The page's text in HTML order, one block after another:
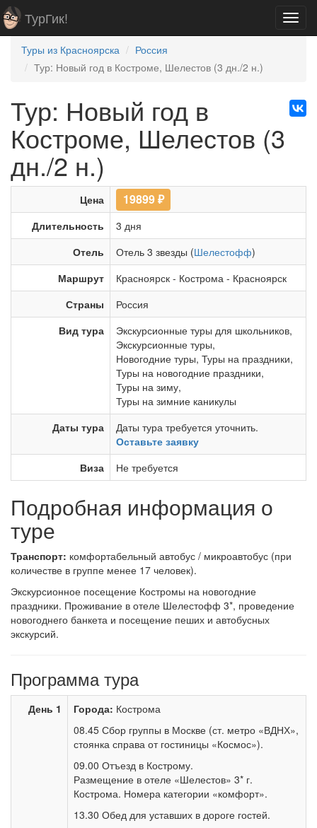
ТурГик!
Туры из Красноярска
Россия
Тур: Новый год в Костроме, Шелестов (3 дн./2 н.)
Тур: Новый год в
Костроме, Шелестов (3
дн./2 н.)
Цена 19899₽
Длительность
3 дня
Отель
Отель 3 звезды (Шелестофф)
Маршрут
Красноярск - Кострома - Красноярск
Страны
Россия
Вид тура
Экскурсионные туры для школьников,
Экскурсионные туры,
Новогодние туры, Туры на праздники,
Туры на новогодние праздники,
Туры на зиму,
Туры на зимние каникулы
Даты тура
Даты тура требуется уточнить.
Оставьте заявку
Виза
Не требуется
Подробная информация о
туре
Транспорт: комфортабельный автобус / микроавтобус (при
количестве в группе менее 17 человек).
Экскурсионное посещение Костромы на новогодние
праздники. Проживание в отеле Шелестофф 3*, проведение
новогоднего банкета и посещение пеших и автобусных
экскурсий.
Программа тура
День 1 Города: Кострома
08.45 Сбор группы в Москве (ст. метро «ВДНХ»,
стоянка справа от гостиницы «Космос»).
09.00 Отъезд в Кострому.
Размещение в отеле «Шелестов» 3* г.
Кострома. Номера категории «комфорт».
13.30 Обед для уставших в дороге гостей.